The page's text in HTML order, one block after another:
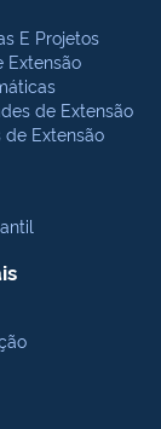
E Projetos
Extensão
de Extensão
de Extensão